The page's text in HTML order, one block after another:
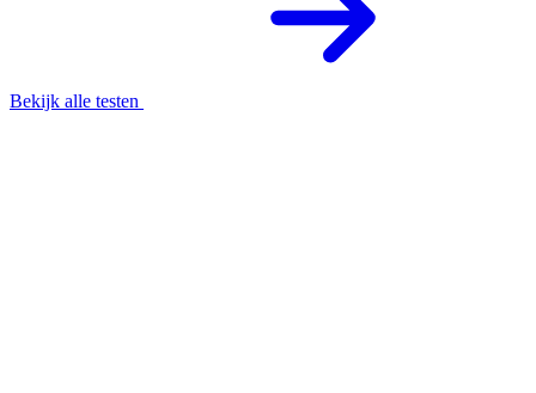
Bekijk alle testen